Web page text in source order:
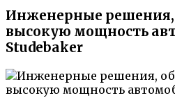
Инженерные
высокую мощность
Studebaker